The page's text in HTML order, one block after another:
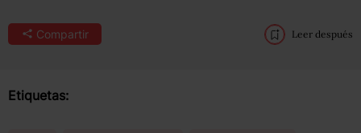
Compartir Leer después
Etiquetas: